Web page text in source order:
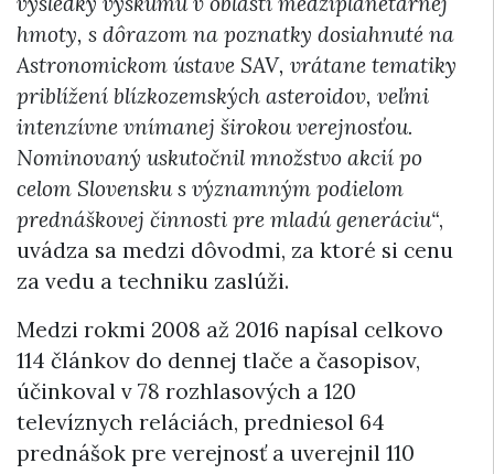
hmoty, s dôrazom na poznatky dosiahnuté na
Astronomickom ústave SAV, vrátane tematiky
priblížení blízkozemských asteroidov, veľmi
intenzívne vnímanej širokou verejnosťou.
Nominovaný uskutočnil množstvo akcií po
celom Slovensku s významným podielom
prednáškovej činnosti pre mladú generáciu“,
uvádza sa medzi dôvodmi, za ktoré si cenu
za vedu a techniku zaslúži.
Medzi rokmi 2008 až 2016 napísal celkovo
114 článkov do dennej tlače a časopisov,
účinkoval v 78 rozhlasových a 120
televíznych reláciách, predniesol 64
prednášok pre verejnosť a uverejnil 110